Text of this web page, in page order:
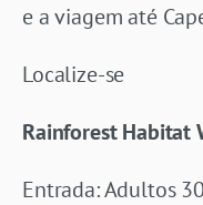
e a viagem até
Localize-se
Rainforest Habitat
Entrada: Adultos